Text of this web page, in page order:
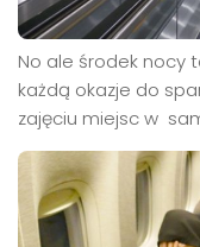
No ale środek nocy
każdą okazje do
zajęciu miejsc w